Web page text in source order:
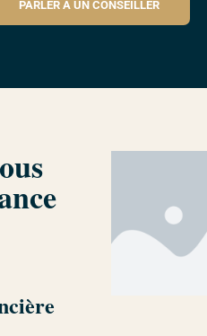
PARLER À UN CONSEILLER